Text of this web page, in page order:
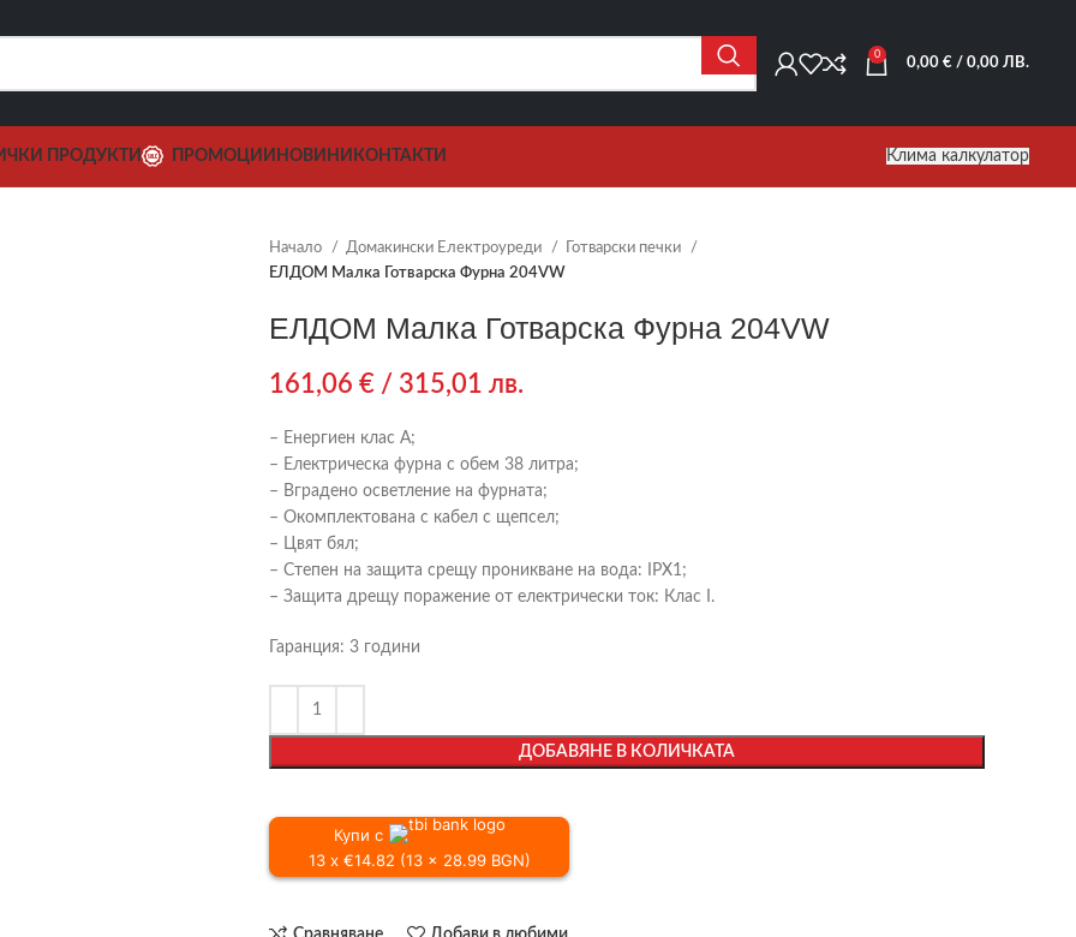
0
0,00€ / 0,00 ЛВ.
ПРОДУКТИ ПРОМОЦИИ НОВИНИ КОНТАКТИ Клима калкулатор
Начало Домакински Електроуреди
Готварски печки
ЕЛДОМ Малка Готварска Фурна 204VW
ЕЛДОМ Малка Готварска Фурна 204VW
161,06 € / 315,01 лв.
– Енергиен клас А;
– Електрическа фурна с обем 38 литра;
– Вградено осветление на фурната;
– Окомплектована с кабел с щепсел;
– Цвят бял;
– Степен на защита срещу проникване на вода: IPX1;
– Защита дрещу поражение от електрически ток: Клас I.
Гаранция: 3 години
ДОБАВЯНЕ В КОЛИЧКАТА
Купи с
13 x €14.82 (13 x 28.99 BGN)